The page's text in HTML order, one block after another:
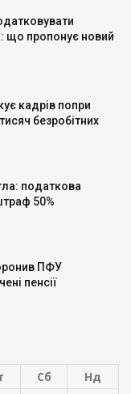
що пропонує новий
кадрів попри
безробітних
податкова
50%
ПФУ
пенсії
Сб Нд